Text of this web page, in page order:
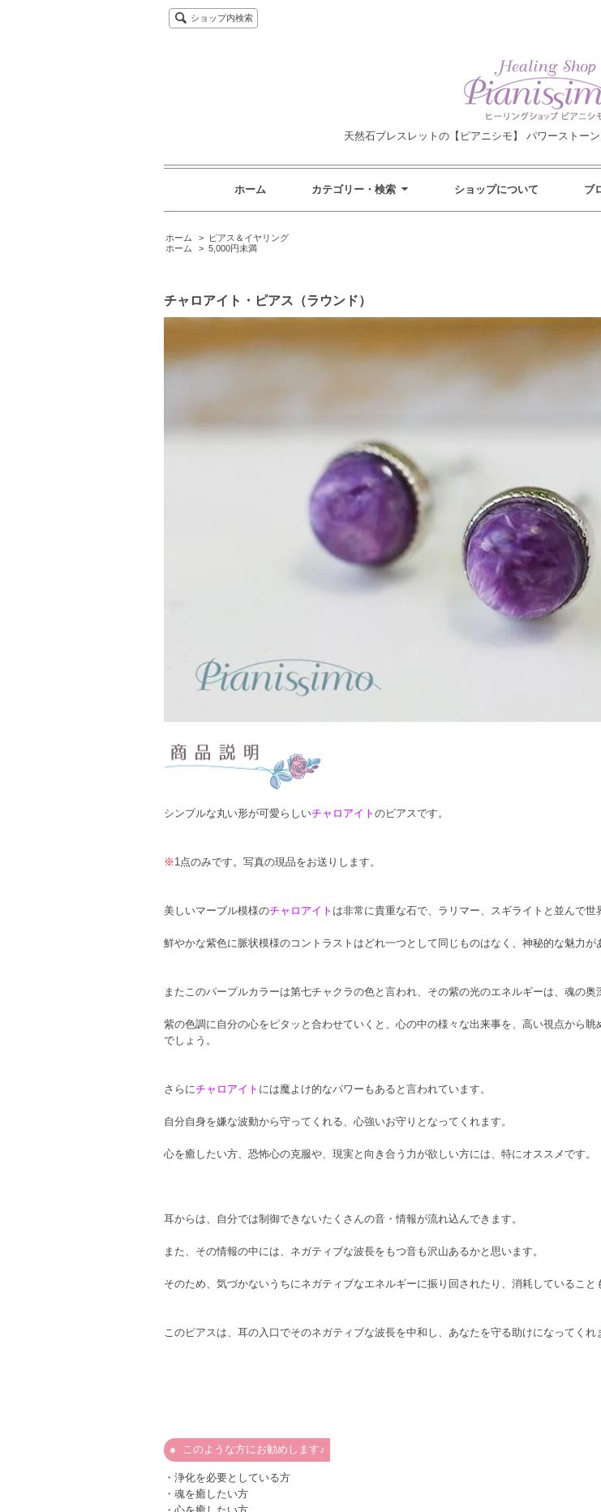
ショップ内検索
天然石ブレスレットの【ピアニシモ】 パワーストー
ホーム カテゴリー・検索 ショップについて ブ
ホーム >
ピアス＆イヤリング
ホーム
> 5,000円未満
チャロアイト・ピアス（ラウンド）
シンプルな丸い形が可愛らしいチャロアイト のピアスです。
※ 1点のみです。写真の現品をお送りします。
美しいマーブル模様のチャロアイト は非常に貴重な石で、ラリマー、スギライトと並んで世
鮮やかな紫色に脈状模様のコントラストはどれ一つとして同じものはなく、神秘的な魅力が
またこのパープルカラーは第七チャクラの色と言われ、その紫の光のエネルギーは、魂の奥
紫の色調に自分の心をピタッと合わせていくと、心の中の様々な出来事を、高い視点から
でしょう。
さらにチャロアイト には魔よけ的なパワーもあると言われています。
自分自身を嫌な波動から守ってくれる、心強いお守りとなってくれます。
心を癒したい方、恐怖心の克服や、現実と向き合う力が欲しい方には、特にオススメです。
耳からは、自分では制御できないたくさんの音・情報が流れ込んできます。
また、その情報の中には、ネガティブな波長をもつ音も沢山あるかと思います。
そのため、気づかないうちにネガティブなエネルギーに振り回されたり、消耗していること
このピアスは、耳の入口でそのネガティブな波長を中和し、あなたを守る助けになってくれ
このような方にお勧めします♪
・浄化を必要としている方
・魂を癒したい方